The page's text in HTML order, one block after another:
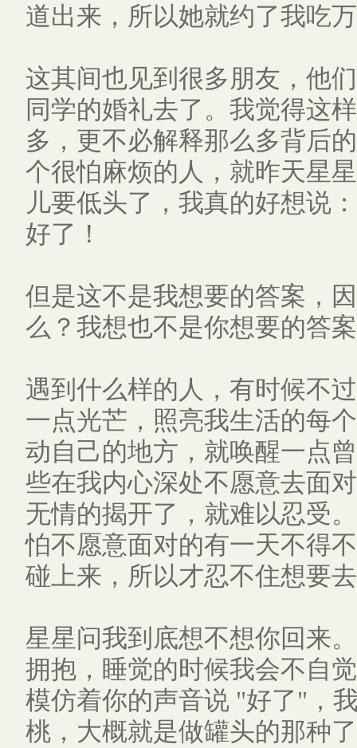
道出来，所以她就约了我吃
这其间也见到很多朋友，他
同学的婚礼去了。我觉得这
多，更不必解释那么多背后
个很怕麻烦的人，就昨天星
儿要低头了，我真的好想说
好了！
但是这不是我想要的答案，
么？我想也不是你想要的答
遇到什么样的人，有时候不
一点光芒，照亮我生活的每
动自己的地方，就唤醒一点
些在我内心深处不愿意去面
无情的揭开了，就难以忍受
怕不愿意面对的有一天不得
碰上来，所以才忍不住想要
星星问我到底想不想你回来
拥抱，睡觉的时候我会不自
模仿着你的声音说 "好了"，
桃，大概就是做罐头的那种